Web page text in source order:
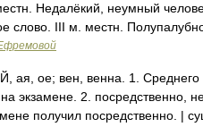
Недалёкий, неумный
слово. III м. местн.
ое; вен, венна. 1. Среднего
экзамене. 2. посредственно,
получил посредственно. |